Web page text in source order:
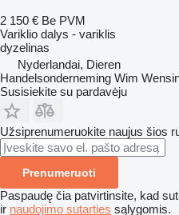
2 150 € Be PVM
Variklio dalys - variklis
dyzelinas
Nyderlandai, Dieren
Handelsonderneming Wim
Susisiekite su pardavėju
Užsiprenumeruokite naujus šios
Prenumeruoti
Paspaudę čia patvirtinsite, kad
ir naudojimo sutarties sąlygomis.